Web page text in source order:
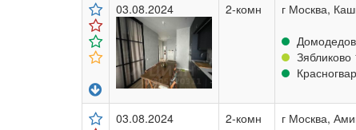
03.08.2024 2-комн
г Москва,
Зябликово
03.08.2024 2-комн
г Москва,